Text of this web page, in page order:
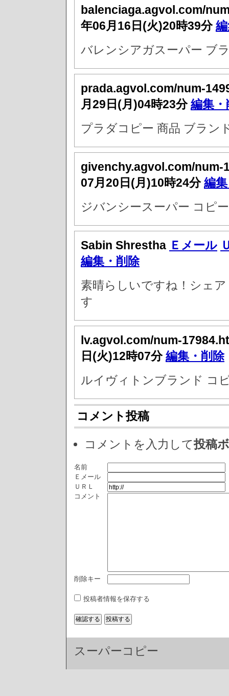
balenciaga.agvol.com/
年06月16日(火)20時39分
バレンシアガスーパー ブ
prada.agvol.com/num-
月29日(月)04時23分編集・
プラダコピー 商品 ブラン
givenchy.agvol.com/num-
07月20日(月)10時24分編
ジバンシースーパー コピ
Sabin Shrestha Ｅメール
編集・削除
素晴らしいですね！シェ
す
lv.agvol.com/num-
日(火)12時07分編集・削除
ルイヴィトンブランド コ
コメント投稿
コメントを入力して投稿
名前
Ｅメール
ＵＲＬ
コメント
削除キー
投稿者情報を保存する
スーパーコピー